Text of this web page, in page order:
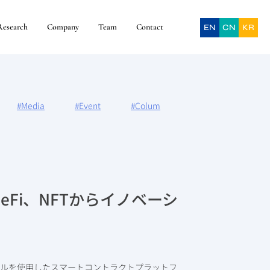
Company Team Contact EN CN KR
#Media #Event #Colum
、NFTからイノベーシ
を使用したスマートコントラクトプラットフ